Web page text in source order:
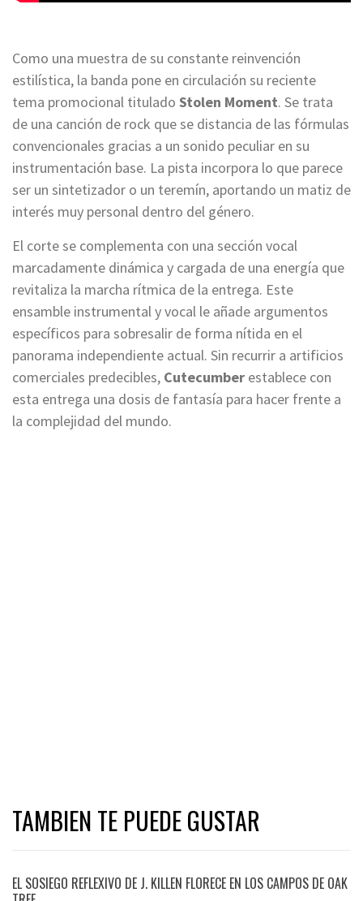
Como una muestra de su constante reinvención
estilística, la banda pone en circulación su reciente
tema promocional titulado Stolen Moment. Se trata
de una canción de rock que se distancia de las fórmulas
convencionales gracias a un sonido peculiar en su
instrumentación base. La pista incorpora lo que parece
ser un sintetizador o un teremín, aportando un matiz de
interés muy personal dentro del género.
El corte se complementa con una sección vocal
marcadamente dinámica y cargada de una energía que
revitaliza la marcha rítmica de la entrega. Este
ensamble instrumental y vocal le añade argumentos
específicos para sobresalir de forma nítida en el
panorama independiente actual. Sin recurrir a artificios
comerciales predecibles, Cutecumber establece con
esta entrega una dosis de fantasía para hacer frente a
la complejidad del mundo.
TAMBIEN TE PUEDE GUSTAR
EL SOSIEGO REFLEXIVO DE J. KILLEN FLORECE EN LOS CAMPOS DE OAK